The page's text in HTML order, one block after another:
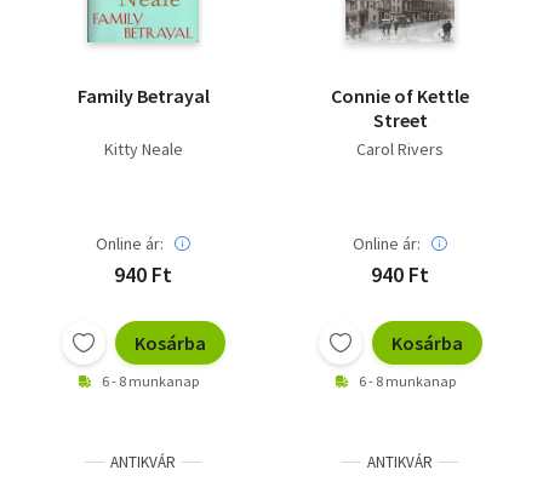
Family Betrayal
Kitty Neale
Online ár:
940 Ft
Kosárba
6 - 8 munkanap
Connie of Kettle
Street
Carol Rivers
Online ár:
940 Ft
Kosárba
6 - 8 munkanap
ANTIKVÁR ANTIKVÁR